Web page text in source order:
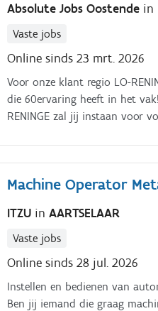
Absolute Jobs Oostende in
Vaste jobs
Online sinds 23 mrt. 2026
Voor onze klant regio LO-
die 60ervaring heeft in het
RENINGE zal jij instaan voor
buizen plooien;Je bent
Machine Operator
ITZU inAARTSELAAR
Vaste jobs
Online sinds 28 jul. 2026
Instellen en bedienen van
Ben jij iemand die graag